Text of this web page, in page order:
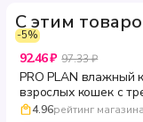
С этим
-5%
92.46 ₽ 97.33 ₽
PRO PLAN влажный
взрослых кошек с
соусе для здоровья
4.96рейтинг магазина